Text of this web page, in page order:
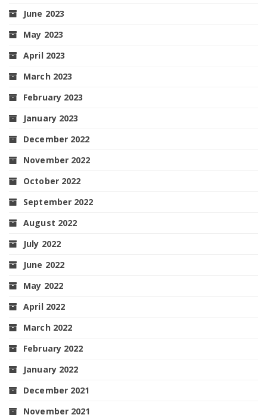
June 2023
May 2023
April 2023
March 2023
February 2023
January 2023
December 2022
November 2022
October 2022
September 2022
August 2022
July 2022
June 2022
May 2022
April 2022
March 2022
February 2022
January 2022
December 2021
November 2021